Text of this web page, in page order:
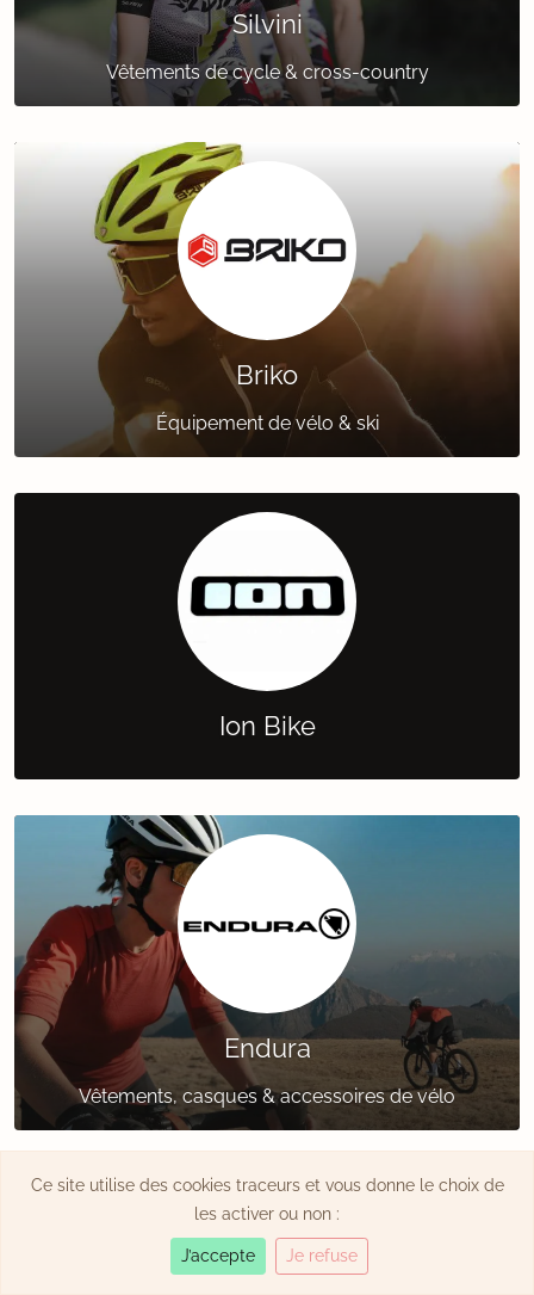
Silvini
Vêtements de cycle & cross-country
Briko
Équipement de vélo & ski
Ion Bike
Endura
Vêtements, casques & accessoires de vélo
Ce site utilise des cookies traceurs et vous donne le choix de
les activer ou non :
J’accepte Je refuse